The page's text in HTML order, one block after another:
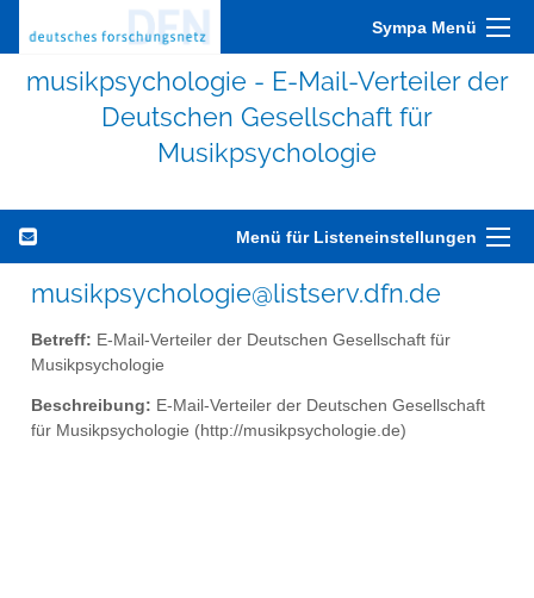
Sympa Menü
musikpsychologie - E-Mail-Verteiler der
Deutschen Gesellschaft für
Musikpsychologie
Menü für Listeneinstellungen
musikpsychologie@listserv.dfn.de
Betreff: E-Mail-Verteiler der Deutschen Gesellschaft für
Musikpsychologie
Beschreibung: E-Mail-Verteiler der Deutschen Gesellschaft
für Musikpsychologie (http://musikpsychologie.de)